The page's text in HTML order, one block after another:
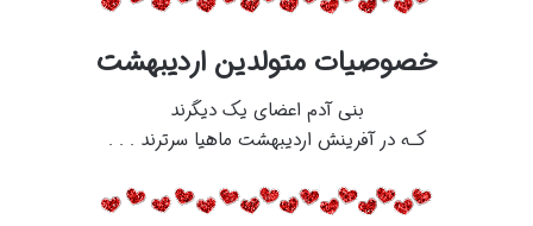
خصوصیات متولدین اردیبهشت
بنی آدم اعضای یک دیگرند
کـه در آفرینش اردیبهشت ماهیا سرترند . . .